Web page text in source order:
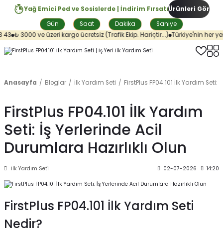
Yağ Emici Ped ve Sosislerde | İndirim Fırsatı
Gün
Saat Dakika Saniye
Ürünleri Gör
₺ 3000 ve üzeri kargo ücretsiz (Trafik Ekip. Hariçtir...) Türkiye'nin her
Anasayfa Bloglar İlk Yardım Seti FirstPlus FP04.101 İlk Yardım
FirstPlus FP04.101 İlk Yardım
Seti: İş Yerlerinde Acil
Durumlara Hazırlıklı Olun
İlk Yardım Seti 02-07-2026 14:20
FirstPlus FP04.101 İlk Yardım Seti
Nedir?